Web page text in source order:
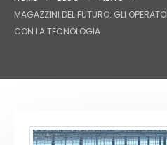
MAGAZZINI DEL FUTURO: GLI
CON LA TECNOLOGIA